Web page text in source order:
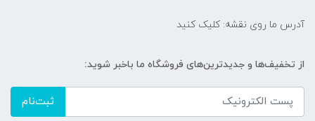
آدرس ما روی نقشه: کلیک کنید
از تخفیف‌ها و جدیدترین‌های فروشگاه ما باخبر شوید:
ثبت‌نام